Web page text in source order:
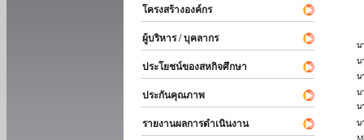
โครงสร้างองค์กร
ผู้บริหาร / บุคลากร
ประโยชน์ของสหกิจศึกษา
ประกันคุณภาพ
รายงานผลการดำเนินงาน